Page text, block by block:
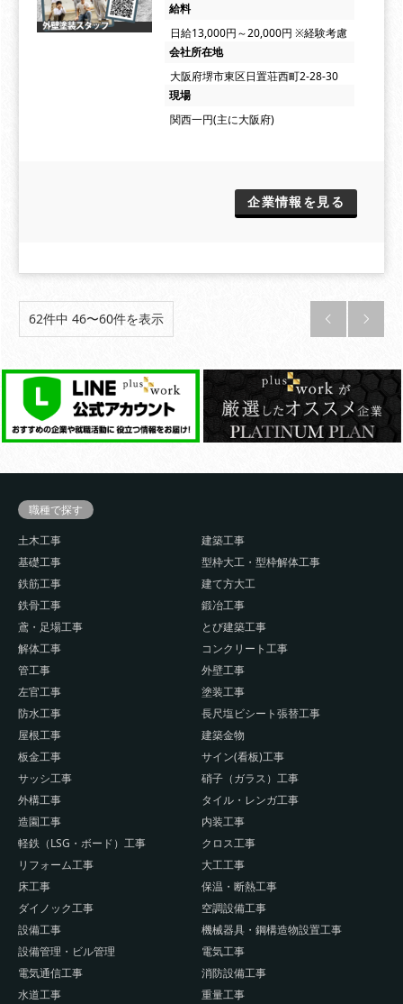
給料
日給13,000円～20,000円 ※経験考慮
会社所在地
大阪府堺市東区日置荘西町2-28-30
現場
関西一円(主に大阪府)
企業情報を見る
62件中 46〜60件を表示  
職種で探す
土木工事
建築工事
基礎工事
型枠大工・型枠解体工事
鉄筋工事
建て方大工
鉄骨工事
鍛冶工事
鳶・足場工事
とび建築工事
解体工事
コンクリート工事
管工事
外壁工事
左官工事
塗装工事
防水工事
長尺塩ビシート張替工事
屋根工事
建築金物
板金工事
サイン(看板)工事
サッシ工事
硝子（ガラス）工事
外構工事
タイル・レンガ工事
造園工事
内装工事
軽鉄（LSG・ボード）工事
クロス工事
リフォーム工事
大工工事
床工事
保温・断熱工事
ダイノック工事
空調設備工事
設備工事
機械器具・鋼構造物設置工事
設備管理・ビル管理
電気工事
電気通信工事
消防設備工事
水道工事
重量工事